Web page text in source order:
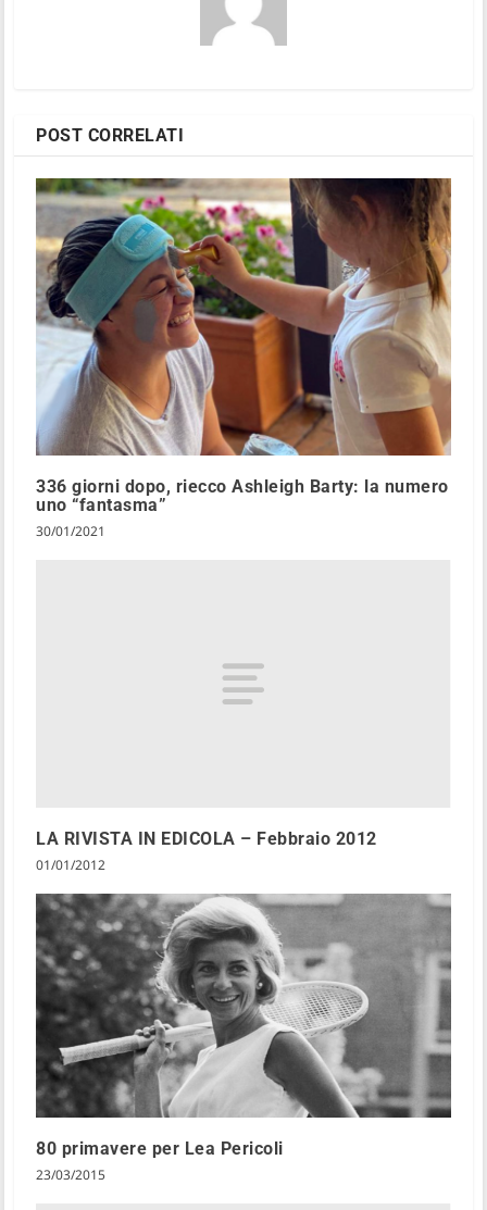
POST CORRELATI
336 giorni dopo, riecco Ashleigh Barty: la numero
uno “fantasma”
30/01/2021
LA RIVISTA IN EDICOLA – Febbraio 2012
01/01/2012
80 primavere per Lea Pericoli
23/03/2015